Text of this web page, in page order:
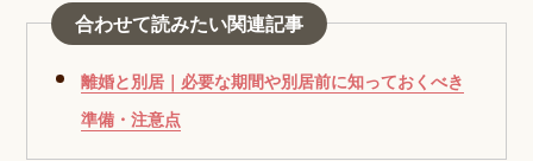
合わせて読みたい関連記事
離婚と別居｜必要な期間や別居前に知っておくべき
準備・注意点